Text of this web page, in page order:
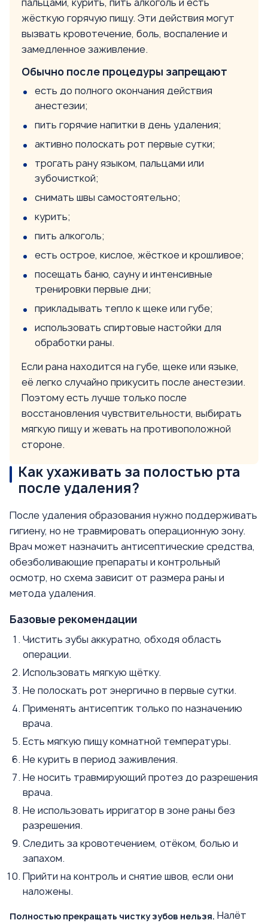
жёсткую горячую пищу. Эти действия могут
вызвать кровотечение, боль, воспаление и
замедленное заживление.
Обычно после процедуры запрещают
есть до полного окончания действия
анестезии;
пить горячие напитки в день удаления;
активно полоскать рот первые сутки;
трогать рану языком, пальцами или
зубочисткой;
снимать швы самостоятельно;
курить;
пить алкоголь;
есть острое, кислое, жёсткое и крошливое;
посещать баню, сауну и интенсивные
тренировки первые дни;
прикладывать тепло к щеке или губе;
использовать спиртовые настойки для
обработки раны.
Если рана находится на губе, щеке или языке,
её легко случайно прикусить после анестезии.
Поэтому есть лучше только после
восстановления чувствительности, выбирать
мягкую пищу и жевать на противоположной
стороне.
Как ухаживать за полостью рта
после удаления?
После удаления образования нужно поддерживать
гигиену, но не травмировать операционную зону.
Врач может назначить антисептические средства,
обезболивающие препараты и контрольный
осмотр, но схема зависит от размера раны и
метода удаления.
Базовые рекомендации
Чистить зубы аккуратно, обходя область
операции.
Использовать мягкую щётку.
Не полоскать рот энергично в первые сутки.
Применять антисептик только по назначению
врача.
Есть мягкую пищу комнатной температуры.
Не курить в период заживления.
Не носить травмирующий протез до разрешения
врача.
Не использовать ирригатор в зоне раны без
разрешения.
Следить за кровотечением, отёком, болью и
запахом.
Прийти на контроль и снятие швов, если они
наложены.
Полностью прекращать чистку зубов нельзя. Налёт